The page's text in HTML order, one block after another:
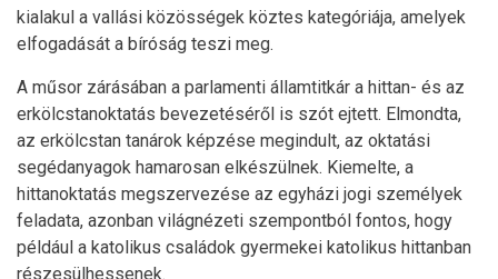
kialakul a vallási közösségek köztes kategóriája, amelyek
elfogadását a bíróság teszi meg.
A műsor zárásában a parlamenti államtitkár a hittan- és az
erkölcstanoktatás bevezetéséről is szót ejtett. Elmondta,
az erkölcstan tanárok képzése megindult, az oktatási
segédanyagok hamarosan elkészülnek. Kiemelte, a
hittanoktatás megszervezése az egyházi jogi személyek
feladata, azonban világnézeti szempontból fontos, hogy
például a katolikus családok gyermekei katolikus hittanban
részesülhessenek.